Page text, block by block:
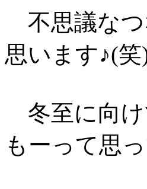
不思議なつ
思います♪(笑
冬至に向け
もーって思